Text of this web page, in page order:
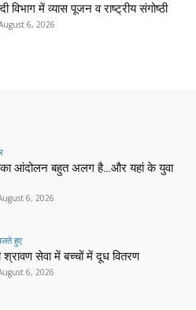
विभाग में व्यास पूजन व राष्ट्रीय संगोष्ठी
6, 2026
आंदोलन बहुत अलग है…और यहां के युवा
6, 2026
हुए
श्रावण सेवा में बच्चों में दूध वितरण
6, 2026